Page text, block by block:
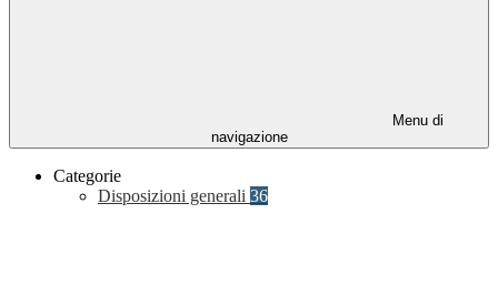
Menu di
navigazione
Categorie
Disposizioni generali 36